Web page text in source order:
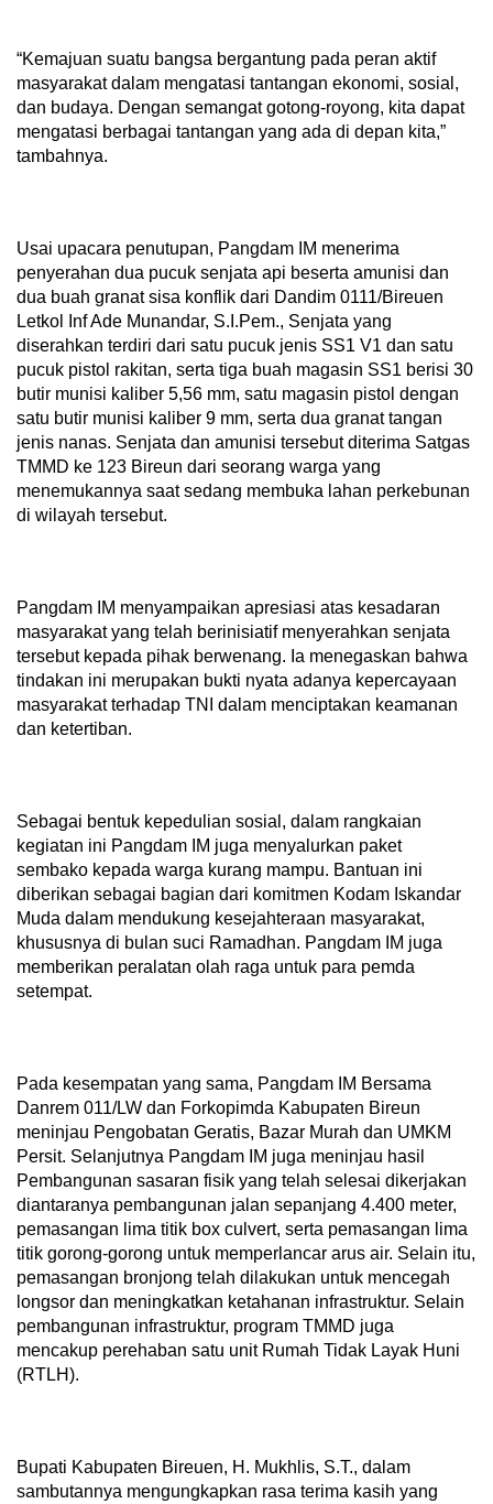
“Kemajuan suatu bangsa bergantung pada peran aktif
masyarakat dalam mengatasi tantangan ekonomi, sosial,
dan budaya. Dengan semangat gotong-royong, kita dapat
mengatasi berbagai tantangan yang ada di depan kita,”
tambahnya.
Usai upacara penutupan, Pangdam IM menerima
penyerahan dua pucuk senjata api beserta amunisi dan
dua buah granat sisa konflik dari Dandim 0111/Bireuen
Letkol Inf Ade Munandar, S.I.Pem., Senjata yang
diserahkan terdiri dari satu pucuk jenis SS1 V1 dan satu
pucuk pistol rakitan, serta tiga buah magasin SS1 berisi 30
butir munisi kaliber 5,56 mm, satu magasin pistol dengan
satu butir munisi kaliber 9 mm, serta dua granat tangan
jenis nanas. Senjata dan amunisi tersebut diterima Satgas
TMMD ke 123 Bireun dari seorang warga yang
menemukannya saat sedang membuka lahan perkebunan
di wilayah tersebut.
Pangdam IM menyampaikan apresiasi atas kesadaran
masyarakat yang telah berinisiatif menyerahkan senjata
tersebut kepada pihak berwenang. Ia menegaskan bahwa
tindakan ini merupakan bukti nyata adanya kepercayaan
masyarakat terhadap TNI dalam menciptakan keamanan
dan ketertiban.
Sebagai bentuk kepedulian sosial, dalam rangkaian
kegiatan ini Pangdam IM juga menyalurkan paket
sembako kepada warga kurang mampu. Bantuan ini
diberikan sebagai bagian dari komitmen Kodam Iskandar
Muda dalam mendukung kesejahteraan masyarakat,
khususnya di bulan suci Ramadhan. Pangdam IM juga
memberikan peralatan olah raga untuk para pemda
setempat.
Pada kesempatan yang sama, Pangdam IM Bersama
Danrem 011/LW dan Forkopimda Kabupaten Bireun
meninjau Pengobatan Geratis, Bazar Murah dan UMKM
Persit. Selanjutnya Pangdam IM juga meninjau hasil
Pembangunan sasaran fisik yang telah selesai dikerjakan
diantaranya pembangunan jalan sepanjang 4.400 meter,
pemasangan lima titik box culvert, serta pemasangan lima
titik gorong-gorong untuk memperlancar arus air. Selain itu,
pemasangan bronjong telah dilakukan untuk mencegah
longsor dan meningkatkan ketahanan infrastruktur. Selain
pembangunan infrastruktur, program TMMD juga
mencakup perehaban satu unit Rumah Tidak Layak Huni
(RTLH).
Bupati Kabupaten Bireuen, H. Mukhlis, S.T., dalam
sambutannya mengungkapkan rasa terima kasih yang